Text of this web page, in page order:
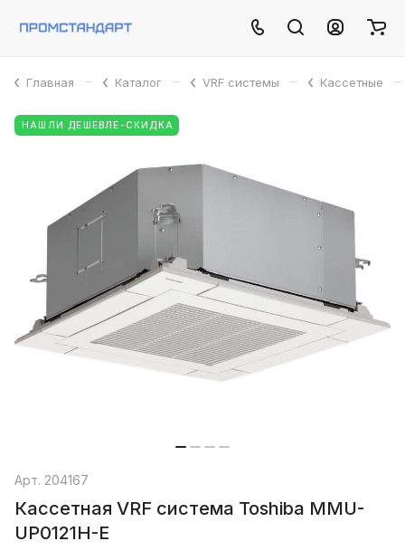
Главная – Каталог – VRF системы – Кассетные –
НАШЛИ ДЕШЕВЛЕ-СКИДКА
Арт. 204167
Кассетная VRF система Toshiba MMU-
UP0121H-E